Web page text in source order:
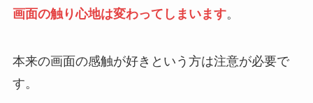
画面の触り心地は変わってしまいます。
本来の画面の感触が好きという方は注意が必要で
す。